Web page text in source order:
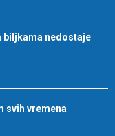
biljkama nedostaje
svih vremena